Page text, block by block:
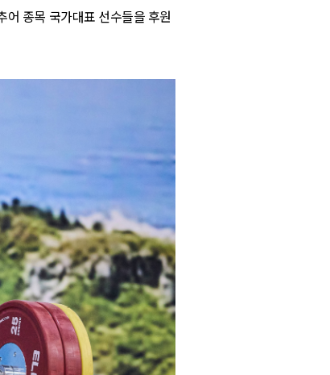
어 종목 국가대표 선수들을 후원